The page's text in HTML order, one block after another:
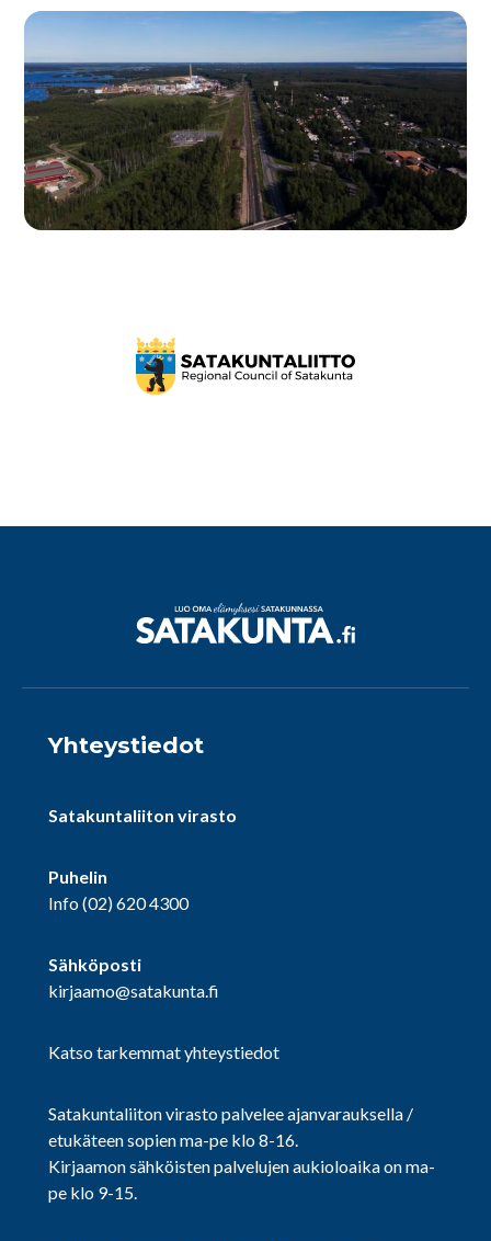
Yhteystiedot
Satakuntaliiton virasto
Puhelin
Info(02) 620 4300
Sähköposti
kirjaamo@satakunta.fi
Katso tarkemmat yhteystiedot
Satakuntaliiton virasto palvelee ajanvarauksella /
etukäteen sopien ma-pe klo 8-16.
Kirjaamon sähköisten palvelujen aukioloaika on ma-
pe klo 9-15.